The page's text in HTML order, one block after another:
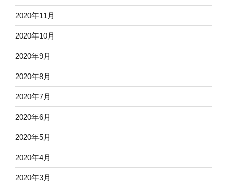
2020年11月
2020年10月
2020年9月
2020年8月
2020年7月
2020年6月
2020年5月
2020年4月
2020年3月